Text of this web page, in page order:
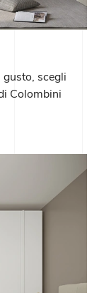
gusto, scegli
Colombini